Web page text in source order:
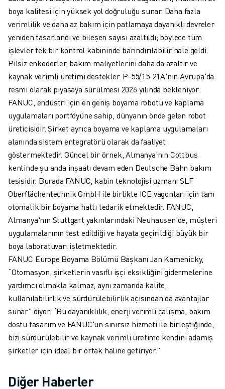
TEL EROZYON MAKINELERI
ROBOCUT TEL EROZYON MAKINELERI
ROBOCUT DONANIM
ROBOCUT YAZILIMI
ROBOCUT ÖNLEYICI BAKIM
ROBOCUT SÜRDÜRÜLEBILIRLIK
IIOT ÇÖZÜMLERI
AKILLI FABRIKA ÇÖZÜMLERI
ÜRETIM VERIMLILIĞINI ARTIRMAK IÇIN AKILLI FABRIKA ÇÖZÜMLERI
ÜRÜN KAYDI » FANUC PORTAL
VAKA ÇALIŞMALARI
ÇÖZÜMLER
ENDÜSTRILER
TÜM SEKTÖRLER
HAVACILIK
OTOMOTIV
ELEKTRIKLI ARAÇLAR
ELEKTRONIK
YIYECEK VE IÇECEK
MEDIKAL
PLASTIK
DEPOLAMA, LOJISTIK, SEVKIYAT
UYGULAMALAR
TÜM UYGULAMALAR
5 EKSEN IŞLEME
ARK KAYNAĞI
BIRLEŞTIRME
CNC TORNA
boya kalitesi için yüksek yol doğruluğu sunar. Daha fazla
verimlilik ve daha az bakım için patlamaya dayanıklı devreler
yeniden tasarlandı ve bileşen sayısı azaltıldı; böylece tüm
işlevler tek bir kontrol kabininde barındırılabilir hale geldi.
Pilsiz enkoderler, bakım maliyetlerini daha da azaltır ve
kaynak verimli üretimi destekler. P-55/15-21A'nın Avrupa'da
resmi olarak piyasaya sürülmesi 2026 yılında bekleniyor.
FANUC, endüstri için en geniş boyama robotu ve kaplama
uygulamaları portföyüne sahip, dünyanın önde gelen robot
üreticisidir. Şirket ayrıca boyama ve kaplama uygulamaları
alanında sistem entegratörü olarak da faaliyet
göstermektedir. Güncel bir örnek, Almanya'nın Cottbus
kentinde şu anda inşaatı devam eden Deutsche Bahn bakım
tesisidir. Burada FANUC, kabin teknolojisi uzmanı SLF
Oberflächentechnik GmbH ile birlikte ICE vagonları için tam
otomatik bir boyama hattı tedarik etmektedir. FANUC,
Almanya'nın Stuttgart yakınlarındaki Neuhausen'de, müşteri
uygulamalarının test edildiği ve hayata geçirildiği büyük bir
boya laboratuvarı işletmektedir.
FANUC Europe Boyama Bölümü Başkanı Jan Kamenicky,
“Otomasyon, şirketlerin vasıflı işçi eksikliğini gidermelerine
yardımcı olmakla kalmaz, aynı zamanda kalite,
kullanılabilirlik ve sürdürülebilirlik açısından da avantajlar
sunar” diyor. “Bu dayanıklılık, enerji verimli çalışma, bakım
dostu tasarım ve FANUC'un sınırsız hizmeti ile birleştiğinde,
bizi sürdürülebilir ve kaynak verimli üretime kendini adamış
şirketler için ideal bir ortak haline getiriyor.”
Diğer Haberler